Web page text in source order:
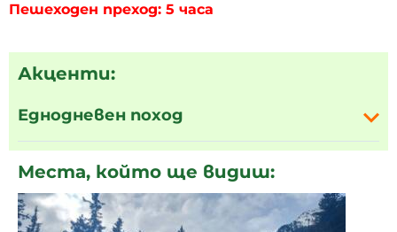
Пешеходен преход: 5 часа
Акценти:
Еднодневен поход
Места, който ще видиш: